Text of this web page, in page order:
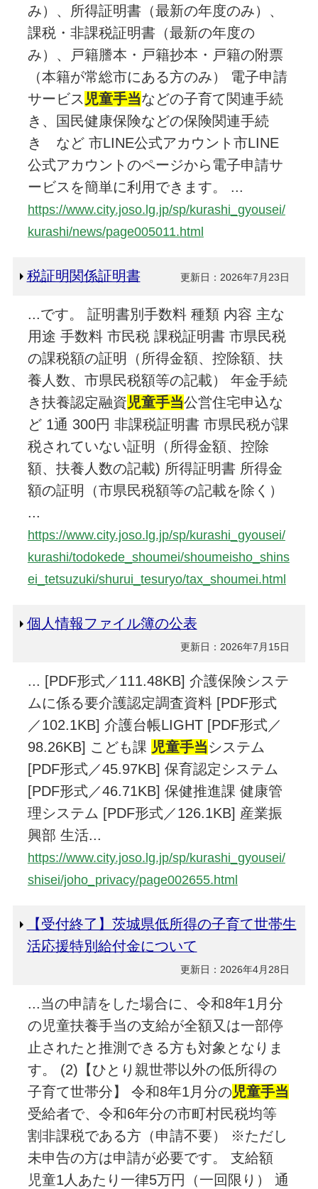
み）、所得証明書（最新の年度のみ）、
課税・非課税証明書（最新の年度の
み）、戸籍謄本・戸籍抄本・戸籍の附票
（本籍が常総市にある方のみ） 電子申請
サービス 児童手当などの子育て関連手続
き、国民健康保険などの保険関連手続
き など 市LINE公式アカウント市LINE
公式アカウントのページから電子申請サ
ービスを簡単に利用できます。 ...
https://www.city.joso.lg.jp/sp/kurashi_gyousei/
kurashi/news/page005011.html
税証明関係証明書 更新日：2026年7月23日
...です。 証明書別手数料 種類 内容 主な
用途 手数料 市民税 課税証明書 市県民税
の課税額の証明（所得金額、控除額、扶
養人数、市県民税額等の記載） 年金手続
き扶養認定融資 児童手当公営住宅申込な
ど 1通 300円 非課税証明書 市県民税が課
税されていない証明（所得金額、控除
額、扶養人数の記載) 所得証明書 所得金
額の証明（市県民税額等の記載を除く）
...
https://www.city.joso.lg.jp/sp/kurashi_gyousei/
kurashi/todokede_shoumei/shoumeisho_shins
ei_tetsuzuki/shurui_tesuryo/tax_shoumei.html
個人情報ファイル簿の公表
更新日：2026年7月15日
... [PDF形式／111.48KB] 介護保険システ
ムに係る要介護認定調査資料 [PDF形式
／102.1KB] 介護台帳LIGHT [PDF形式／
98.26KB] こども課 児童手当システム
[PDF形式／45.97KB] 保育認定システム
[PDF形式／46.71KB] 保健推進課 健康管
理システム [PDF形式／126.1KB] 産業振
興部 生活...
https://www.city.joso.lg.jp/sp/kurashi_gyousei/
shisei/joho_privacy/page002655.html
【受付終了】茨城県低所得の子育て世帯生
活応援特別給付金について
更新日：2026年4月28日
...当の申請をした場合に、令和8年1月分
の児童扶養手当の支給が全額又は一部停
止されたと推測できる方も対象となりま
す。 (2)【ひとり親世帯以外の低所得の
子育て世帯分】 令和8年1月分の 児童手当
受給者で、令和6年分の市町村民税均等
割非課税である方（申請不要） ※ただし
未申告の方は申請が必要です。 支給額
児童1人あたり一律5万円（一回限り） 通